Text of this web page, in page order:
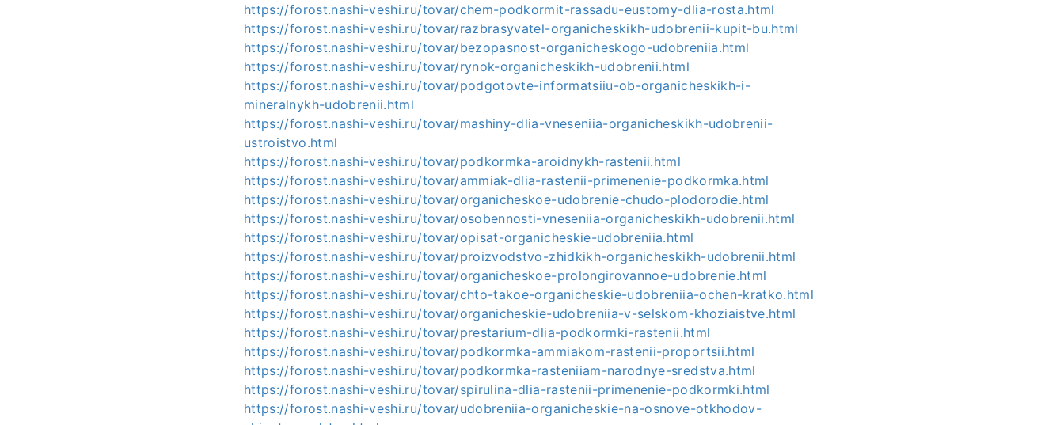
https://forost.nashi-veshi.ru/tovar/chem-podkormit-rassadu-eustomy-dlia-rosta.html
https://forost.nashi-veshi.ru/tovar/razbrasyvatel-organicheskikh-udobrenii-kupit-bu.html
https://forost.nashi-veshi.ru/tovar/bezopasnost-organicheskogo-udobreniia.html
https://forost.nashi-veshi.ru/tovar/rynok-organicheskikh-udobrenii.html
https://forost.nashi-veshi.ru/tovar/podgotovte-informatsiiu-ob-organicheskikh-i-
mineralnykh-udobrenii.html
https://forost.nashi-veshi.ru/tovar/mashiny-dlia-vneseniia-organicheskikh-udobrenii-
ustroistvo.html
https://forost.nashi-veshi.ru/tovar/podkormka-aroidnykh-rastenii.html
https://forost.nashi-veshi.ru/tovar/ammiak-dlia-rastenii-primenenie-podkormka.html
https://forost.nashi-veshi.ru/tovar/organicheskoe-udobrenie-chudo-plodorodie.html
https://forost.nashi-veshi.ru/tovar/osobennosti-vneseniia-organicheskikh-udobrenii.html
https://forost.nashi-veshi.ru/tovar/opisat-organicheskie-udobreniia.html
https://forost.nashi-veshi.ru/tovar/proizvodstvo-zhidkikh-organicheskikh-udobrenii.html
https://forost.nashi-veshi.ru/tovar/organicheskoe-prolongirovannoe-udobrenie.html
https://forost.nashi-veshi.ru/tovar/chto-takoe-organicheskie-udobreniia-ochen-kratko.html
https://forost.nashi-veshi.ru/tovar/organicheskie-udobreniia-v-selskom-khoziaistve.html
https://forost.nashi-veshi.ru/tovar/prestarium-dlia-podkormki-rastenii.html
https://forost.nashi-veshi.ru/tovar/podkormka-ammiakom-rastenii-proportsii.html
https://forost.nashi-veshi.ru/tovar/podkormka-rasteniiam-narodnye-sredstva.html
https://forost.nashi-veshi.ru/tovar/spirulina-dlia-rastenii-primenenie-podkormki.html
https://forost.nashi-veshi.ru/tovar/udobreniia-organicheskie-na-osnove-otkhodov-